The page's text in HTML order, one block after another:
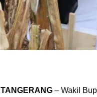
TANGERANG – Wakil